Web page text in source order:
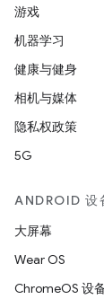
游戏
机器学习
健康与健身
相机与媒体
隐私权政策
5G
ANDROID 设
大屏幕
Wear OS
ChromeOS 设